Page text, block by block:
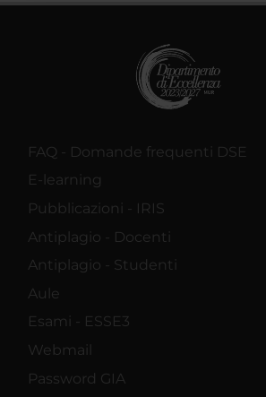
raccolto dal tuo utilizzo dei loro servizi.
FAQ - Domande frequenti DSE
E-learning
Pubblicazioni - IRIS
Antiplagio - Docenti
Antiplagio - Studenti
Aule
Esami - ESSE3
Webmail
Password GIA